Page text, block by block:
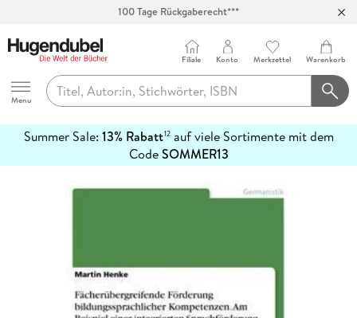
100 Tage Rückgaberecht***
Hugendubel
Menu
Filiale Konto Merkzettel Warenkorb
Summer Sale: 13% Rabatt12auf viele Sortimente mit dem
CodeSOMMER13
erfahren